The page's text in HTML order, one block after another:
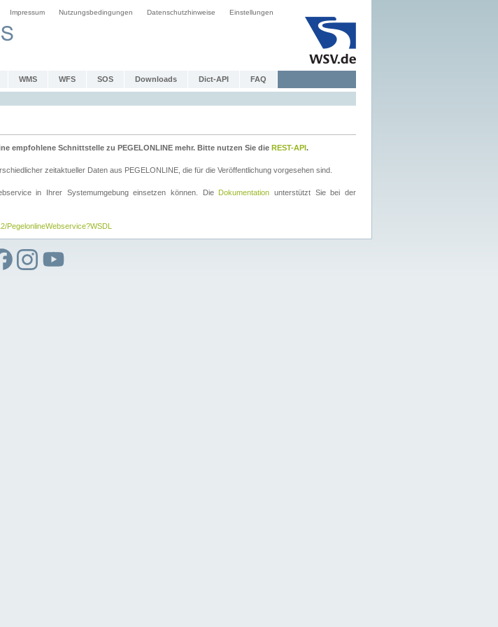
Impressum Nutzungsbedingungen Datenschutzhinweise Einstellungen
WMS WFS SOS Downloads Dict-API FAQ
empfohlene Schnittstelle zu PEGELONLINE mehr. Bitte nutzen Sie die REST-API.
zeitaktueller Daten aus PEGELONLINE, die für die Veröffentlichung vorgesehen sind.
in Ihrer Systemumgebung einsetzen können. Die Dokumentation unterstützt Sie bei der
PegelonlineWebservice?WSDL